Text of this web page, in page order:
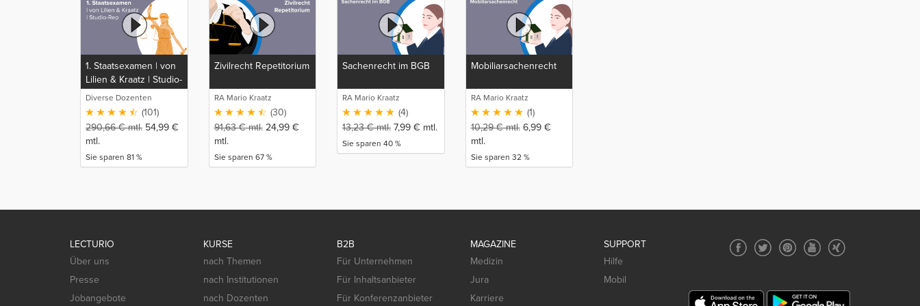
1. Staatsexamen | von
Lilien & Kraatz | Studio-
Rep
Diverse Dozenten
(101)
290,66€mtl. 54,99 €
mtl.
Sie sparen 81 %
Zivilrecht Repetitorium
RA Mario Kraatz
(30)
91,63€mtl. 24,99 €
mtl.
Sie sparen 67 %
Sachenrecht im BGB
RA Mario Kraatz
(4)
13,23€mtl. 7,99 € mtl.
Sie sparen 40 %
Mobiliarsachenrecht
RA Mario Kraatz
(1)
10,29€mtl. 6,99 €
mtl.
Sie sparen 32 %
LECTURIO
Über uns
Presse
Jobangebote
KURSE
nach Themen
nach Institutionen
nach Dozenten
B2B
Für Unternehmen
Für Inhaltsanbieter
Für Konferenzanbieter
MAGAZINE
Medizin
Jura
Karriere
SUPPORT
Hilfe
Mobil